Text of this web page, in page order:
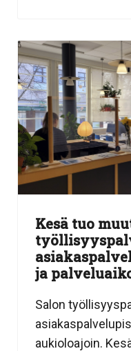
Kesä tuo
ja
Salon
aukioloajoin.